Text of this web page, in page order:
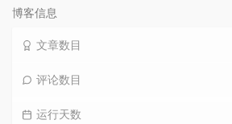
博客信息
文章数目
评论数目
运行天数